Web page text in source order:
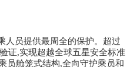
人员提供最周全的保护。超过
证,实现超越全球五星安全标准
员舱笼式结构,全向守护乘员和